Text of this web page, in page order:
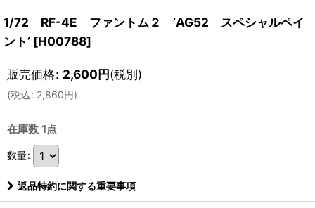
1/72 RF-4E ファントム２ ’AG52 スペシャルペイ
ント’ [H00788]
販売価格: 2,600円(税別)
(税込: 2,860円)
在庫数 1点
数量:
返品特約に関する重要事項